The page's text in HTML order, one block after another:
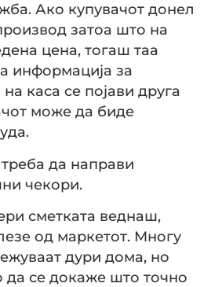
Ако купувачот донел
затоа што на
цена, тогаш таа
информација за
каса се појави друга
може да биде
да направи
чекори.
сметката веднаш,
од маркетот. Многу
дури дома, но
да се докаже што точно